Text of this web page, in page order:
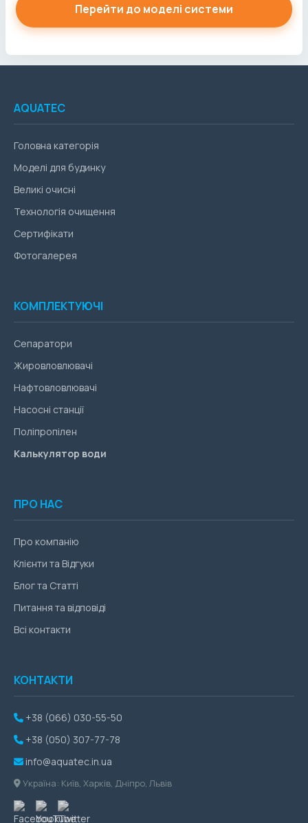
Перейти до моделі системи
AQUATEC
Головна категорія
Моделі для будинку
Великі очисні
Технологія очищення
Сертифікати
Фотогалерея
КОМПЛЕКТУЮЧІ
Сепаратори
Жировловлювачі
Нафтовловлювачі
Насосні станції
Поліпропілен
Калькулятор води
ПРО НАС
Про компанію
Клієнти та Відгуки
Блог та Статті
Питання та відповіді
Всі контакти
КОНТАКТИ
+38 (066) 030-55-50
+38 (050) 307-77-78
info@aquatec.in.ua
Україна: Київ, Харків, Дніпро, Львів